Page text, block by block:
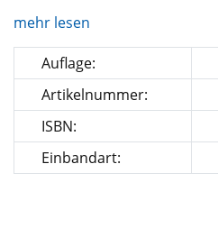
mehr lesen
Auflage:
Artikelnummer:
ISBN:
Einbandart: